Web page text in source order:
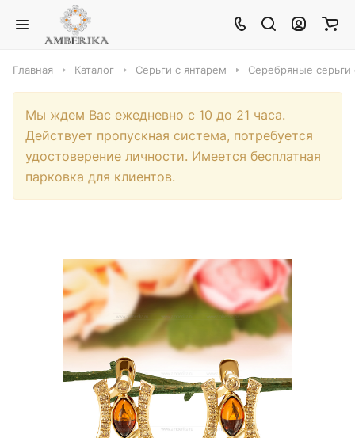
Главная Каталог Серьги с янтарем Серебряные серьги
Мы ждем Вас ежедневно с 10 до 21 часа.
Действует пропускная система, потребуется
удостоверение личности. Имеется бесплатная
парковка для клиентов.